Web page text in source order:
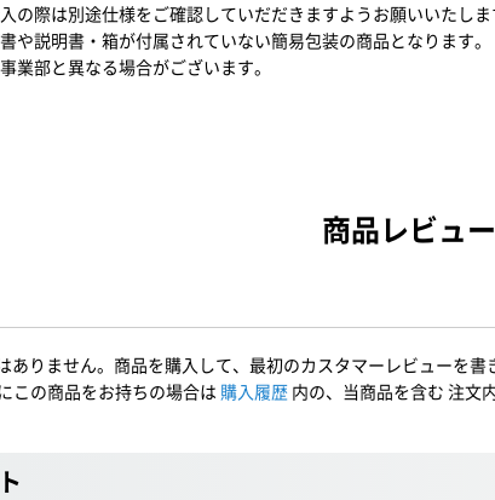
際は別途仕様をご確認していだだきますようお願いいたしま
説明書・箱が付属されていない簡易包装の商品となります。
部と異なる場合がございます。
商品レビュー
ありません。商品を購入して、最初のカスタマーレビューを書
この商品をお持ちの場合は 購入履歴 内の、当商品を含む 注文